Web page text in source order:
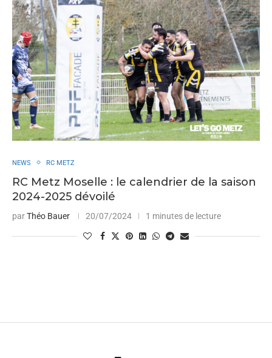
NEWS RC METZ
RC Metz Moselle : le calendrier de la saison
2024-2025 dévoilé
parThéo Bauer 20/07/2024 1 minutes de lecture